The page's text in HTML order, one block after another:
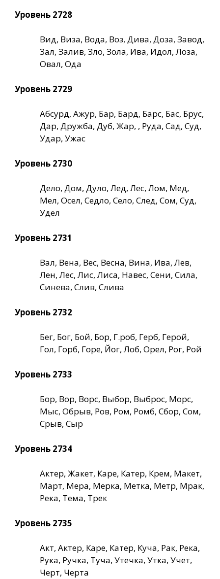
Уровень 2728
Вид, Виза, Вода, Воз, Дива, Доза, Завод,
Зал, Залив, Зло, Зола, Ива, Идол, Лоза,
Овал, Ода
Уровень 2729
Абсурд, Ажур, Бар, Бард, Барс, Бас, Брус,
Дар, Дружба, Дуб, Жар, , Руда, Сад, Суд,
Удар, Ужас
Уровень 2730
Дело, Дом, Дуло, Лед, Лес, Лом, Мед,
Мел, Осел, Седло, Село, След, Сом, Суд,
Удел
Уровень 2731
Вал, Вена, Вес, Весна, Вина, Ива, Лев,
Лен, Лес, Лис, Лиса, Навес, Сени, Сила,
Синева, Слив, Слива
Уровень 2732
Бег, Бог, Бой, Бор, Г.роб, Герб, Герой,
Гол, Горб, Горе, Йог, Лоб, Орел, Рог, Рой
Уровень 2733
Бор, Вор, Ворс, Выбор, Выброс, Морс,
Мыс, Обрыв, Ров, Ром, Ромб, Сбор, Сом,
Срыв, Сыр
Уровень 2734
Актер, Жакет, Каре, Катер, Крем, Макет,
Март, Мера, Мерка, Метка, Метр, Мрак,
Река, Тема, Трек
Уровень 2735
Акт, Актер, Каре, Катер, Куча, Рак, Река,
Рука, Ручка, Туча, Утечка, Утка, Учет,
Черт, Черта